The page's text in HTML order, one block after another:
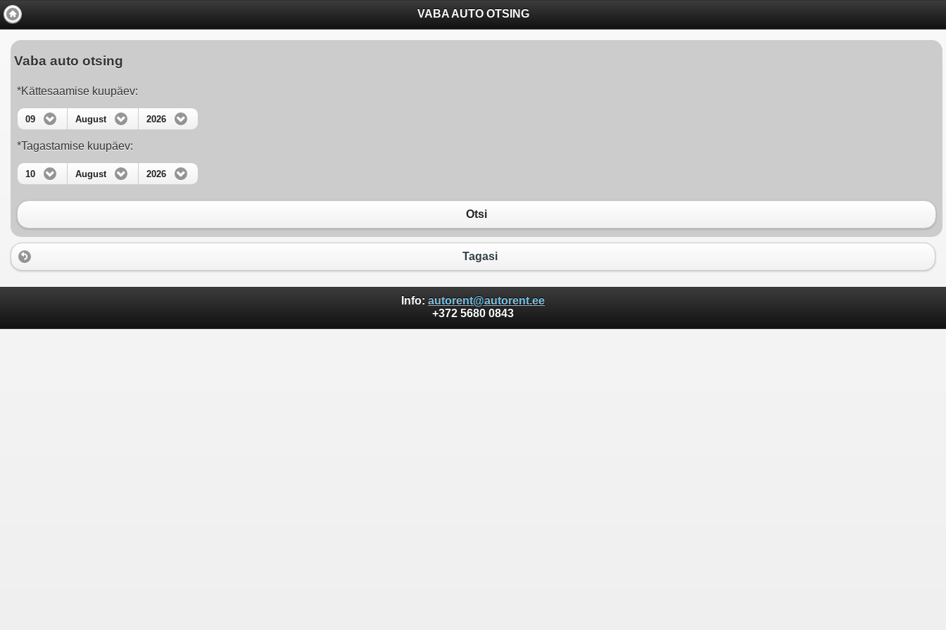
VABA AUTO OTSING
Vaba auto otsing
*Kättesaamise kuupäev:
09 August 2026
*Tagastamise kuupäev:
10 August 2026
Otsi
Tagasi
Info: autorent@autorent.ee
+372 5680 0843